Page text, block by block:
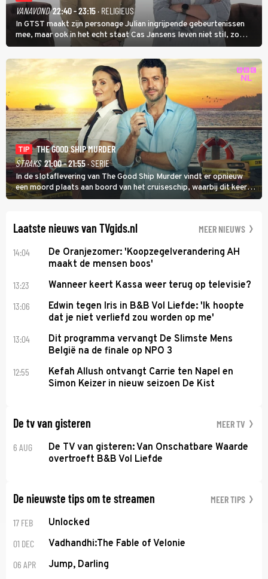
VANAVOND 22:40 - 23:15· RELIGIEUS
In GTST maakt zijn personage Julian ingrijpende gebeurtenissen
mee, maar ook in het echt staat Cas Jansens leven niet stil, zo
vertelt hij in Adieu! Volgende Kaart.
TIP
THE GOOD SHIP MURDER
STRAKS 21:00 - 21:55· SERIE
In de slotaflevering van The Good Ship Murder vindt er opnieuw
een moord plaats aan boord van het cruiseschip, waarbij dit keer
een bemanningslid het slachtoffer is en kapitein Marlowe de dader
Laatste nieuws van TVgids.nl MEER NIEUWS
14:04
De Oranjezomer: 'Koopzegelverandering AH
maakt de mensen boos'
13:23 Wanneer keert Kassa weer terug op televisie?
13:06
Edwin tegen Iris in B&B Vol Liefde: 'Ik hoopte
dat je niet verliefd zou worden op me'
13:04
Dit programma vervangt De Slimste Mens
België na de finale op NPO 3
12:55
Kefah Allush ontvangt Carrie ten Napel en
Simon Keizer in nieuw seizoen De Kist
De tv van gisteren MEER TV
6 AUG
De TV van gisteren: Van Onschatbare Waarde
overtroeft B&B Vol Liefde
De nieuwste tips om te streamen MEER TIPS
17 FEB Unlocked
01 DEC Vadhandhi:The Fable of Velonie
06 APR Jump, Darling